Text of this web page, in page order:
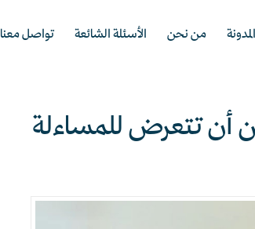
المدونة من نحن الأسئلة الشائعة تواصل معنا
أن تتعرض للمساءلة